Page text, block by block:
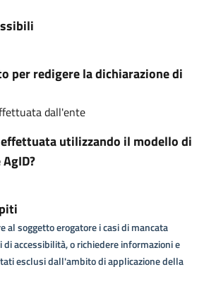
per redigere la dichiarazione di
dall'ente
effettuata utilizzando il modello di
al soggetto erogatore i casi di mancata
accessibilità, o richiedere informazioni e
esclusi dall'ambito di applicazione della